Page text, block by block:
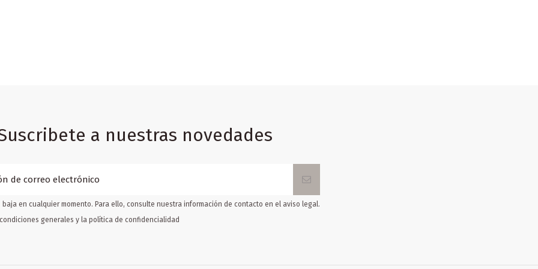
a nuestras novedades
baja en cualquier momento. Para ello, consulte nuestra información de contacto en el aviso legal.
generales y la política de confidencialidad